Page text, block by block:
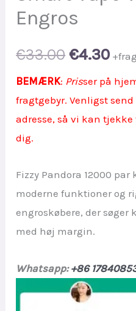
Engros
€33.00 Original
price
was:
€4.30
BEMÆRK: Prisser på
fragtgebyr. Venligst
adresse, så vi kan
dig.
Fizzy Pandora 12000
moderne funktioner og
engroskøbere, der
med høj margin.
Whatsapp:+86